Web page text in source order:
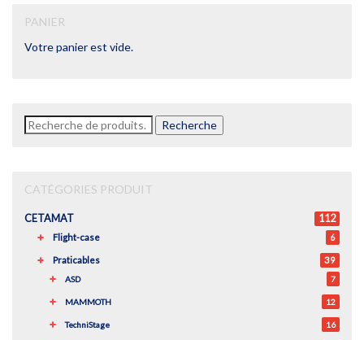
PANIER
Votre panier est vide.
Recherche
pour :
Recherche
CATÉGORIES PRODUIT
CETAMAT 112
Flight-case 6
Praticables 39
ASD 7
MAMMOTH 12
TechniStage 16